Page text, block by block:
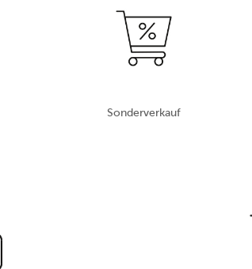
Sonderverkauf